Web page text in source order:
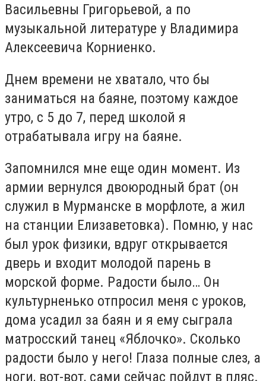
Васильевны Григорьевой, а по
музыкальной литературе у Владимира
Алексеевича Корниенко.
Днем времени не хватало, что бы
заниматься на баяне, поэтому каждое
утро, с 5 до 7, перед школой я
отрабатывала игру на баяне.
Запомнился мне еще один момент. Из
армии вернулся двоюродный брат (он
служил в Мурманске в морфлоте, а жил
на станции Елизаветовка). Помню, у нас
был урок физики, вдруг открывается
дверь и входит молодой парень в
морской форме. Радости было… Он
культурненько отпросил меня с уроков,
дома усадил за баян и я ему сыграла
матросский танец «Яблочко». Сколько
радости было у него! Глаза полные слез, а
ноги, вот-вот, сами сейчас пойдут в пляс.